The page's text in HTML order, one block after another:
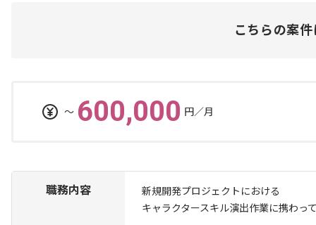
こちらの案
〜 600,000 円／月
職務内容
新規開発プロジェクトにおける
キャラクタースキル演出作業に携わっ